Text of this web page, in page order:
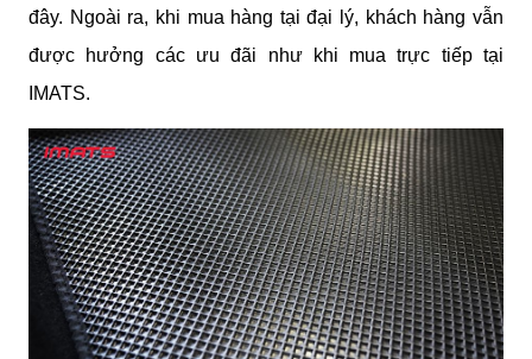
đây. Ngoài ra, khi mua hàng tại đại lý, khách hàng vẫn
được hưởng các ưu đãi như khi mua trực tiếp tại
IMATS.